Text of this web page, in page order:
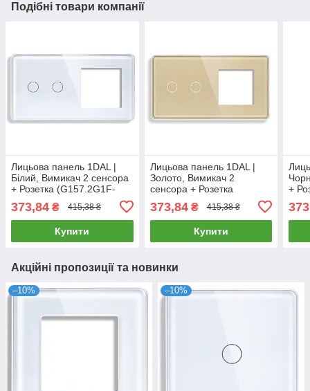
Подібні товари компанії
Лицьова панель 1DAL |
Білий, Вимикач 2 сенсора
+ Розетка (G157.2G1F-
373,84 ₴ 415,38 ₴
Купити
Лицьова панель 1DAL |
Золото, Вимикач 2
сенсора + Розетка
373,84₴ 415,38 ₴
Купити
+
Акційні пропозиції та новинки
–10% –10%